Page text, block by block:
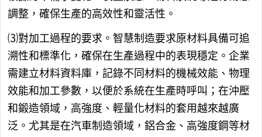
調整，確保生產的高效性和靈活性。
⑶對加工過程的要求。智慧制造要求原材料具備可追
溯性和標準化，確保在生產過程中的表現穩定。企業
需建立材料資料庫，記錄不同材料的機械效能、物理
效能和加工參數，以便於系統在生產時呼叫；在沖壓
和鍛造領域，高強度、輕量化材料的套用越來越廣
泛。尤其是在汽車制造領域，鋁合金、高強度鋼等材